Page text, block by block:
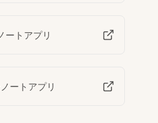
ートアプリ
ートアプリ